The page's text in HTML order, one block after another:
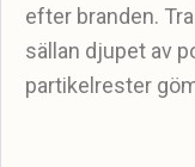
efter branden.
sällan djupet av
partikelrester